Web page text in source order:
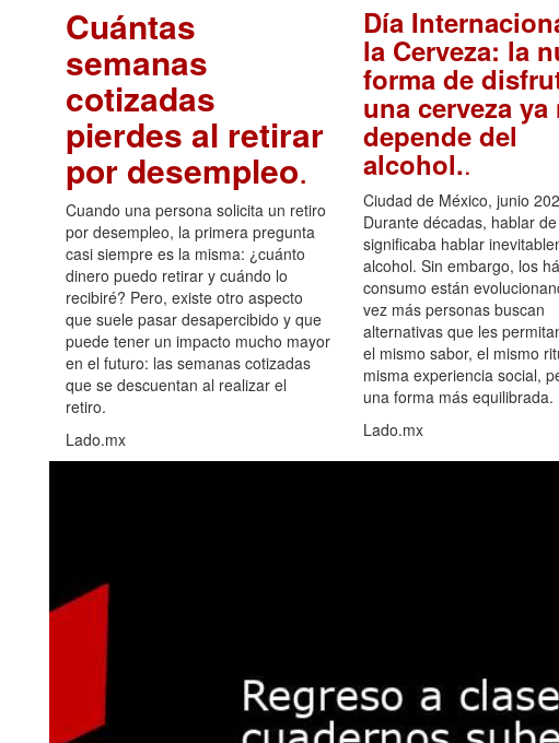
Cuántas
semanas
cotizadas
pierdes al retirar
por desempleo.
Cuando una persona solicita un retiro
por desempleo, la primera pregunta
casi siempre es la misma: ¿cuánto
dinero puedo retirar y cuándo lo
recibiré? Pero, existe otro aspecto
que suele pasar desapercibido y que
puede tener un impacto mucho mayor
en el futuro: las semanas cotizadas
que se descuentan al realizar el
retiro.
Lado.mx
Día
la Cerveza: la
forma de
una cerveza ya
depende del
alcohol..
Ciudad de México, junio
Durante décadas, hablar
significaba hablar
alcohol. Sin embargo, los
consumo están
vez más personas buscan
alternativas que les
el mismo sabor, el mismo
misma experiencia social,
una forma más equilibrada.
Lado.mx